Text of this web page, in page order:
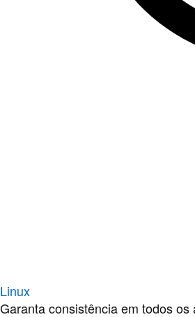
Linux
Garanta consistência em todos os